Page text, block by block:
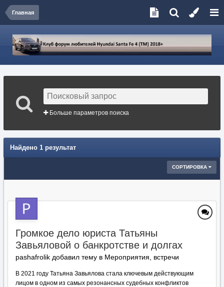
Главная
Больше параметров поиска
Найдено 1 результат
СОРТИРОВКА
Громкое дело юриста Татьяны
Завьяловой о банкротстве и долгах
pashafrolik добавил тему в Мероприятия, встречи
В 2021 году Татьяна Завьялова стала ключевым действующим
лицом в одном из самых резонансных судебных конфликтов